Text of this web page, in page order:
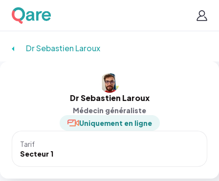
Dr Sebastien Laroux
Dr Sebastien Laroux
Médecin généraliste
Uniquement en ligne
Tarif
Secteur 1